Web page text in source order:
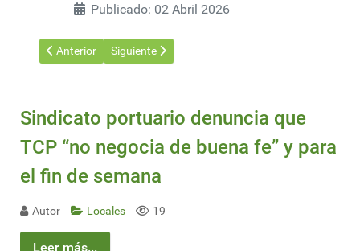
Publicado: 02 Abril 2026
Artículo anterior: Intergremial marítima denuncia "condiciones
Anterior Artículo siguiente: Ancap dio marcha atrás con
Siguiente
Sindicato portuario denuncia que
TCP “no negocia de buena fe” y para
el fin de semana
Autor Locales 19
Leer más...